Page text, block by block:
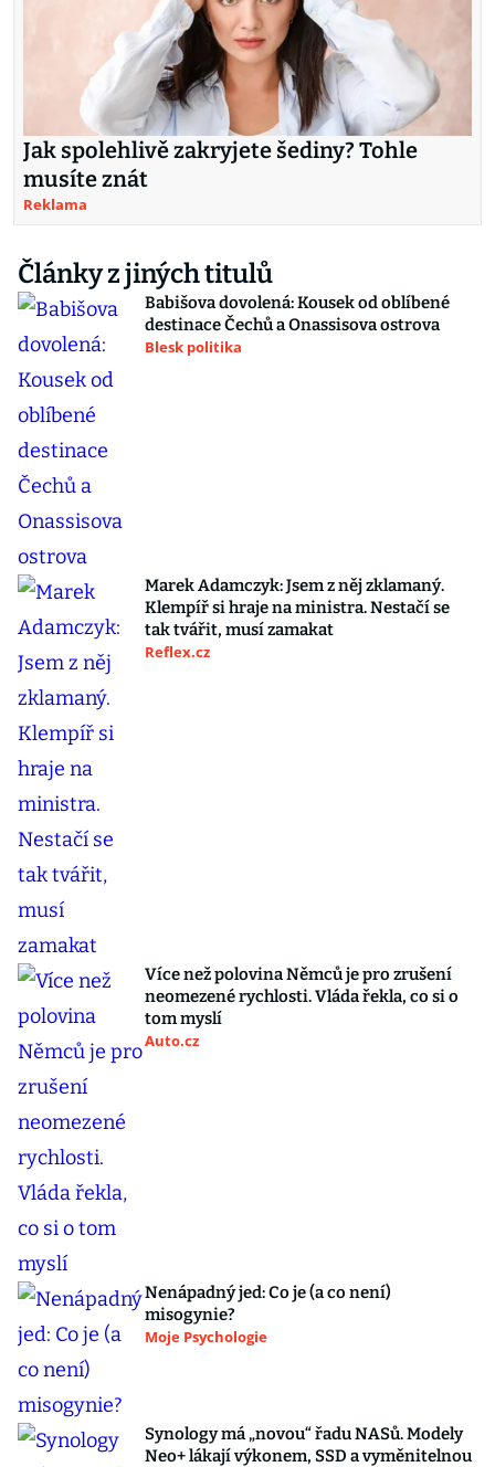
Jak spolehlivě zakryjete šediny? Tohle
musíte znát
Reklama
Články z jiných titulů
Babišova dovolená: Kousek od oblíbené
destinace Čechů a Onassisova ostrova
Blesk politika
Marek Adamczyk: Jsem z něj zklamaný.
Klempíř si hraje na ministra. Nestačí se
tak tvářit, musí zamakat
Reflex.cz
Více než polovina Němců je pro zrušení
neomezené rychlosti. Vláda řekla, co si o
tom myslí
Auto.cz
Nenápadný jed: Co je (a co není)
misogynie?
Moje Psychologie
Synology má „novou“ řadu NASů. Modely
Neo+ lákají výkonem, SSD a vyměnitelnou